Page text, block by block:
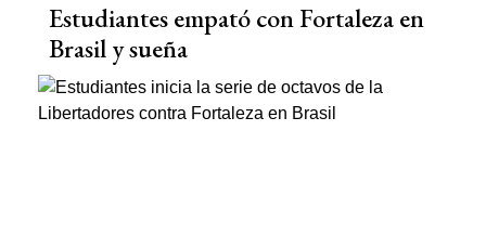
Estudiantes empató con Fortaleza en
Brasil y sueña